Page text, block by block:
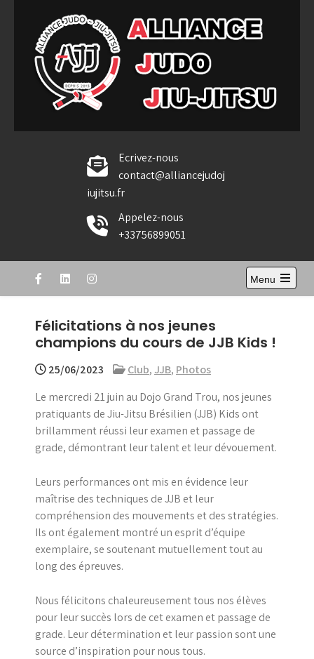
content
Alliance Judo Jiu-jitsu
Ecrivez-nous
contact@alliancejudoj
iujitsu.fr
Appelez-nous
+33756899051
Menu
Open
Félicitations à nos jeunes
champions du cours de JJB Kids !
25/06/2023 Club, JJB, Photos
Le mercredi 21 juin au Dojo Grand Trou, nos jeunes
pratiquants de Jiu-Jitsu Brésilien (JJB) Kids ont
brillamment réussi leur examen et passage de
grade, démontrant leur talent et leur dévouement.
Leurs performances ont mis en évidence leur
maîtrise des techniques de JJB et leur
compréhension des mouvements et des stratégies.
Ils ont également montré un esprit d’équipe
exemplaire, se soutenant mutuellement tout au
long des épreuves.
Nous félicitons chaleureusement tous nos élèves
pour leur succès lors de cet examen et passage de
grade. Leur détermination et leur passion sont une
source d’inspiration pour nous tous.